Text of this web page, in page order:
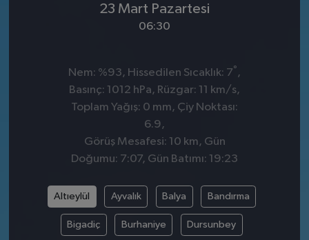
23 Mart Pazartesi
06:30
Nem: %93, Hissedilen Sıcaklık: 7° ,
Basınç: 1012 hPa, Rüzgar: 11 km/s,
Toplam Yağış: 0 mm, Çiy Noktası:
6.9,
Görüş Mesafesi: 10 km, Gün
Doğumu: 7:07, Gün Batımı: 19:23
Altıeylül Ayvalık Balya Bandırma
Bigadiç Burhaniye Dursunbey